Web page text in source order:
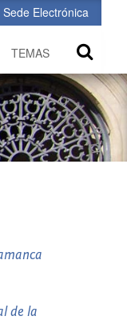
Sede Electrónica
TEMAS
de la